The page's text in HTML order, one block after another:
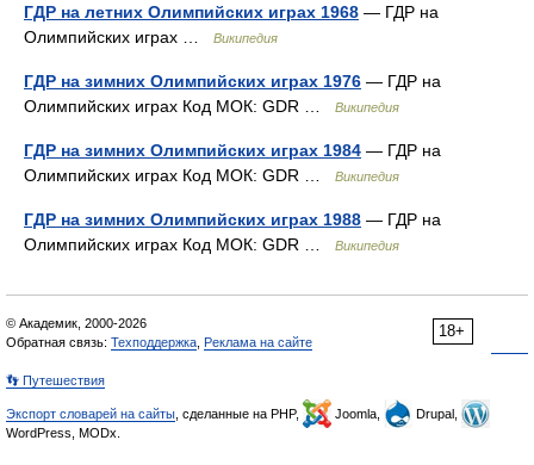
ГДР на летних Олимпийских играх 1968 — ГДР на
Олимпийских играх …
Википедия
ГДР на зимних Олимпийских играх 1976 — ГДР на
Олимпийских играх Код МОК: GDR …
Википедия
ГДР на зимних Олимпийских играх 1984 — ГДР на
Олимпийских играх Код МОК: GDR …
Википедия
ГДР на зимних Олимпийских играх 1988 — ГДР на
Олимпийских играх Код МОК: GDR …
Википедия
18+
© Академик, 2000-2026
Обратная связь: Техподдержка Реклама на сайте
👣 Путешествия
Экспорт словарей на сайты , сделанные на PHP, Joomla,
Drupal,
WordPress, MODx.